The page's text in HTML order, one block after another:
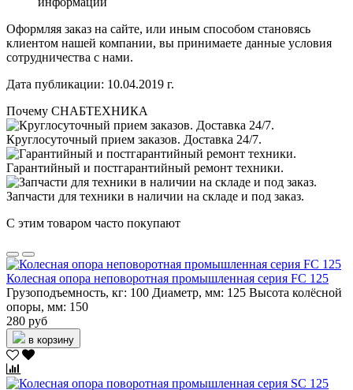
Оформляя заказ на сайте, или иным способом становясь
клиентом нашей компании, вы принимаете данные условия
сотрудничества с нами.
Дата публикации: 10.04.2019 г.
Почему СНАБТЕХНИКА
Круглосуточный прием заказов. Доставка 24/7.
Гарантийный и постгарантийный ремонт техники.
Запчасти для техники в наличии на складе и под заказ.
С этим товаром часто покупают
Колесная опора неповоротная промышленная серия FC 125
Грузоподъемность, кг: 100 Диаметр, мм: 125 Высота колёсной
опоры, мм: 150
280 руб
в корзину